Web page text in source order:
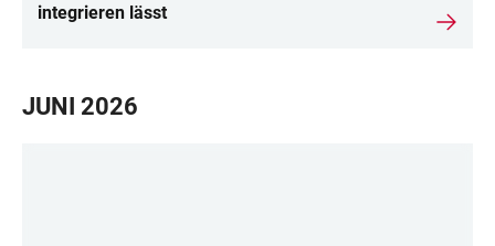
integrieren lässt
JUNI 2026